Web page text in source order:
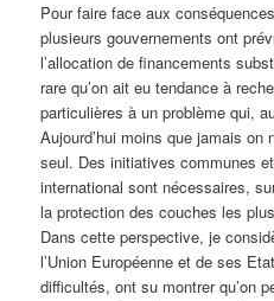
Pour faire face aux
plusieurs gouvernements ont
l’allocation de financements
rare qu’on ait eu tendance à
particulières à un problème qui,
Aujourd’hui moins que jamais on
seul. Des initiatives communes
international sont nécessaires,
la protection des couches les
Dans cette perspective, je
l’Union Européenne et de ses
difficultés, ont su montrer qu’on